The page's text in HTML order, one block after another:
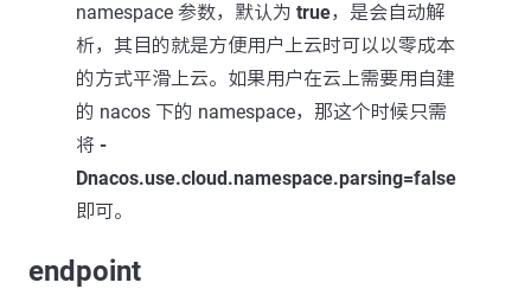
namespace 参数，默认为 true，是会自动解
析，其目的就是方便用户上云时可以以零成本
的方式平滑上云。如果用户在云上需要用自建
的 nacos 下的 namespace，那这个时候只需
将 -
Dnacos.use.cloud.namespace.parsing=false
即可。
endpoint